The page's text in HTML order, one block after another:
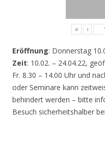
« ‹
Eröffnung: Donnerstag
Zeit: 10.02. – 24.04.22,
Fr. 8.30 – 14.00 Uhr und
oder Seminare kann
behindert werden – bitte
Besuch sicherheitshalber